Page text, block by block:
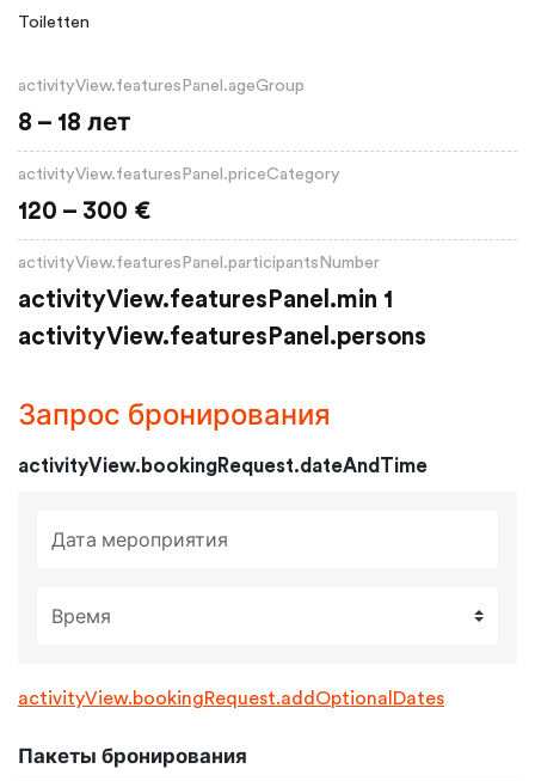
Toiletten
activityView.featuresPanel.ageGroup
8 – 18 лет
activityView.featuresPanel.priceCategory
120 – 300 €
activityView.featuresPanel.participantsNumber
activityView.featuresPanel.min 1
activityView.featuresPanel.persons
Запрос бронирования
activityView.bookingRequest.dateAndTime
Дата мероприятия
Время
activityView.bookingRequest.addOptionalDates
Пакеты бронирования